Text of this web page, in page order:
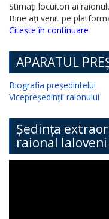
Stimați locuitori ai
Bine ați venit pe
Citește în continuare
APARATUL
Biografia președintelui
Vicepreședinții raionului
Ședința
raional